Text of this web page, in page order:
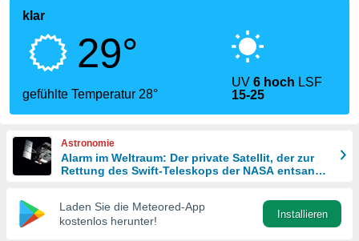
wurde
dass
sind.
diese
klar
29°
gefühlte Temperatur 28°
UV6 hoch LSF
15-25
Astronomie
Alarm im Weltraum: Der private Satellit, der zur
Rettung des Swift-Teleskops der NASA entsandt
Laden Sie die Meteored-App
kostenlos herunter!
Installieren